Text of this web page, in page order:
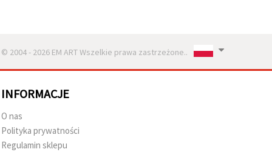
© 2004 - 2026 EM ART Wszelkie prawa zastrzeżone..
INFORMACJE
O nas
Polityka prywatności
Regulamin sklepu